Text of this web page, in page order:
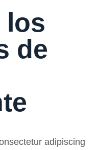
los
de
adipiscing